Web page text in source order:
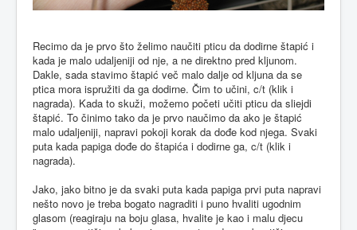
Recimo da je prvo što želimo naučiti pticu da dodirne štapić i
kada je malo udaljeniji od nje, a ne direktno pred kljunom.
Dakle, sada stavimo štapić več malo dalje od kljuna da se
ptica mora ispružiti da ga dodirne. Čim to učini, c/t (klik i
nagrada). Kada to skuži, možemo početi učiti pticu da sliejdi
štapić. To činimo tako da je prvo naučimo da ako je štapić
malo udaljeniji, napravi pokoji korak da dođe kod njega. Svaki
puta kada papiga dođe do štapića i dodirne ga, c/t (klik i
nagrada).
Jako, jako bitno je da svaki puta kada papiga prvi puta napravi
nešto novo je treba bogato nagraditi i puno hvaliti ugodnim
glasom (reagiraju na boju glasa, hvalite je kao i malu djecu